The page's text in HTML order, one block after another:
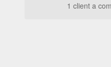
1 client a